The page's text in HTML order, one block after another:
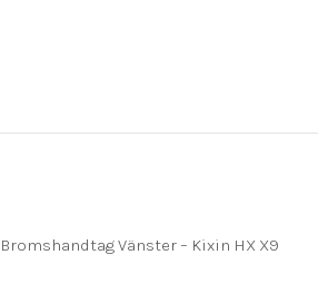
Bromshandtag Vänster – Kixin HX X9